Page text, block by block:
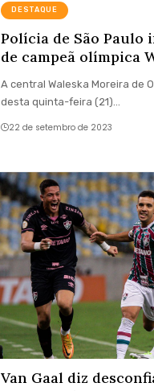
DESTAQUE
Polícia de São Paulo
de campeã olímpica
A central Waleska Moreira de
desta quinta-feira (21)…
22 de setembro de 2023
Van Gaal diz